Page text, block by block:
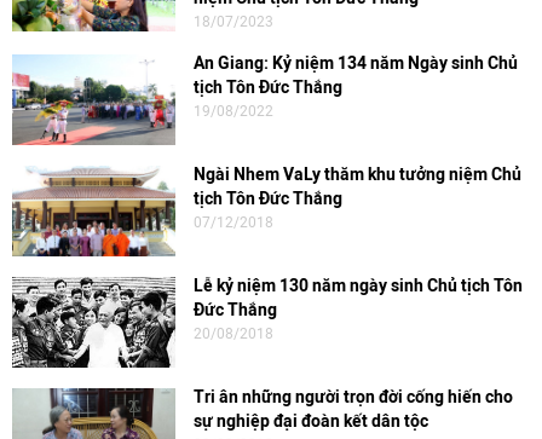
18/07/2023
An Giang: Kỷ niệm 134 năm Ngày sinh Chủ
tịch Tôn Đức Thắng
19/08/2022
Ngài Nhem VaLy thăm khu tưởng niệm Chủ
tịch Tôn Đức Thắng
07/12/2018
Lễ kỷ niệm 130 năm ngày sinh Chủ tịch Tôn
Đức Thắng
20/08/2018
Tri ân những người trọn đời cống hiến cho
sự nghiệp đại đoàn kết dân tộc